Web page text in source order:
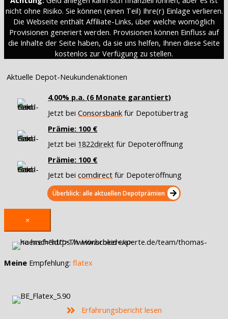
nicht ohne Risiko. Sie können (einen Teil) Ihre(r) Einlage verlieren.
Die Webseite enthält Affiliate-Links, über welche womöglich
Provisionen generiert werden. Provisionen können Einfluss auf
die Inhalte der Seite haben, da sie uns helfen, Ihnen diese Seite
kostenlos zur Verfügung zu stellen.
Aktuelle Depot-Neukundenaktionen
4,00% p.a. (6 Monate garantiert)
Jetzt beiConsorsbank für Depotübertrag
Prämie: 100 €
Jetzt bei 1822direkt für Depoteröffnung
Prämie: 100 €
Jetzt beicomdirect für Depoteröffnung
Überblick: alle aktuellen Depotprämien
×
Meine Empfehlung: flatex
Erfahrungsbericht lesen